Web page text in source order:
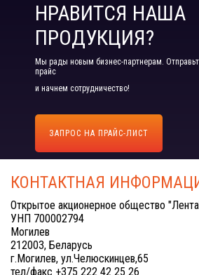
НРАВИТСЯ НАША
ПРОДУКЦИЯ?
Мы рады новым бизнес-партнерам.
прайс
и начнем сотрудничество!
ЗАПРОС НА ПРАЙС-ЛИСТ
КОНТАКТНАЯ
Открытое акционерное общество
УНП 700002794
Могилев
212003, Беларусь
г.Могилев, ул.Челюскинцев,65
тел/факс +375 222 42 25 26